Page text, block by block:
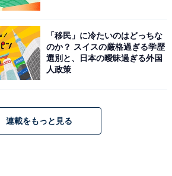
「移民」に冷たいのはどっちな
のか？ スイスの厳格過ぎる学歴
選別と、日本の曖昧過ぎる外国
人政策
連載をもっと見る